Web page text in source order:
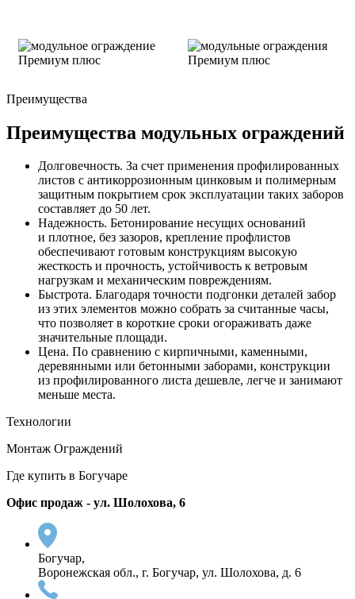
Преимущества
Преимущества модульных ограждений
Долговечность. За счет применения профилированных
листов с антикоррозионным цинковым и полимерным
защитным покрытием срок эксплуатации таких заборов
составляет до 50 лет.
Надежность. Бетонирование несущих оснований
и плотное, без зазоров, крепление профлистов
обеспечивают готовым конструкциям высокую
жесткость и прочность, устойчивость к ветровым
нагрузкам и механическим повреждениям.
Быстрота. Благодаря точности подгонки деталей забор
из этих элементов можно собрать за считанные часы,
что позволяет в короткие сроки огораживать даже
значительные площади.
Цена. По сравнению с кирпичными, каменными,
деревянными или бетонными заборами, конструкции
из профилированного листа дешевле, легче и занимают
меньше места.
Технологии
Монтаж Ограждений
Где купить в Богучаре
Офис продаж - ул. Шолохова, 6
Богучар,
Воронежская обл., г. Богучар, ул. Шолохова, д. 6